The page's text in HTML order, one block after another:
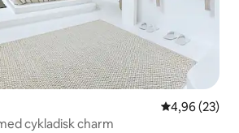
4,96 av 5 i
4,96 (23)
cykladisk charm